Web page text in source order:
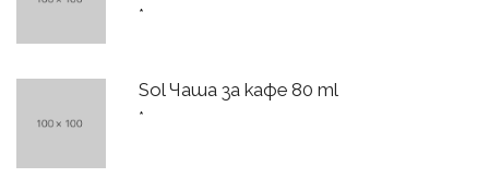
*
Sol Чаша за кафе 80 ml
*